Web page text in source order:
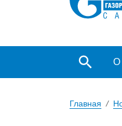
О
Главная /